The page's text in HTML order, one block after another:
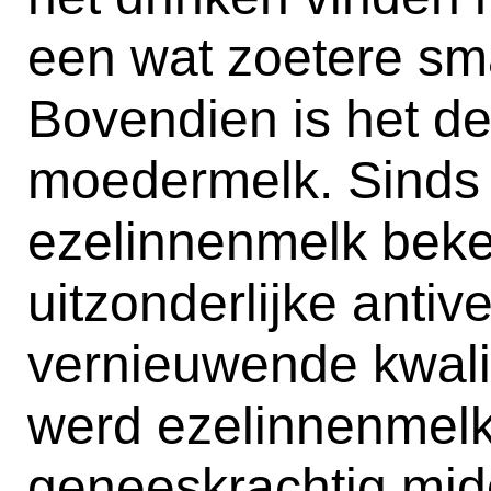
een wat zoetere
Bovendien is het
moedermelk.
ezelinnenmelk
uitzonderlijke
vernieuwende
werd